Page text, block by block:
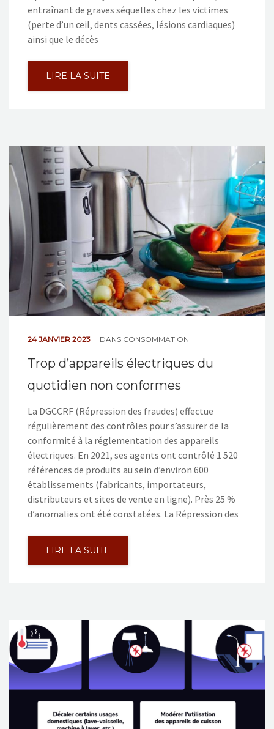
entraînant de graves séquelles chez les victimes
(perte d’un œil, dents cassées, lésions cardiaques)
ainsi que le décès
LIRE LA SUITE
24 JANVIER 2023 DANS CONSOMMATION
Trop d’appareils électriques du
quotidien non conformes
La DGCCRF (Répression des fraudes) effectue
régulièrement des contrôles pour s’assurer de la
conformité à la réglementation des appareils
électriques. En 2021, ses agents ont contrôlé 1 520
références de produits au sein d’environ 600
établissements (fabricants, importateurs,
distributeurs et sites de vente en ligne). Près 25 %
d’anomalies ont été constatées. La Répression des
LIRE LA SUITE